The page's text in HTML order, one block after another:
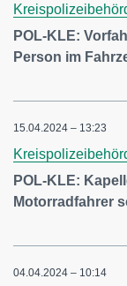
POL-KLE:
Person im
15.04.2024 – 13:23
POL-KLE:
Motorradfahrer
04.04.2024 – 10:14